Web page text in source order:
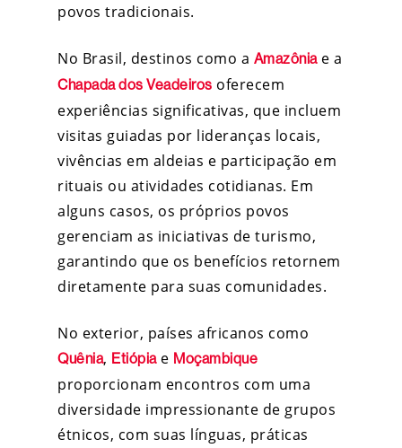
povos tradicionais.
No Brasil, destinos como a Amazôniae a
Chapada dos Veadeiros oferecem
experiências significativas, que incluem
visitas guiadas por lideranças locais,
vivências em aldeias e participação em
rituais ou atividades cotidianas. Em
alguns casos, os próprios povos
gerenciam as iniciativas de turismo,
garantindo que os benefícios retornem
diretamente para suas comunidades.
No exterior, países africanos como
Quênia, Etiópiae Moçambique
proporcionam encontros com uma
diversidade impressionante de grupos
étnicos, com suas línguas, práticas